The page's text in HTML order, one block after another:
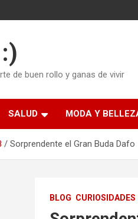
de buen rollo y ganas de vivir
SALUD MODA Y
Sorprendente el Gran Buda Dafo
BLOG CURIOSIDADES